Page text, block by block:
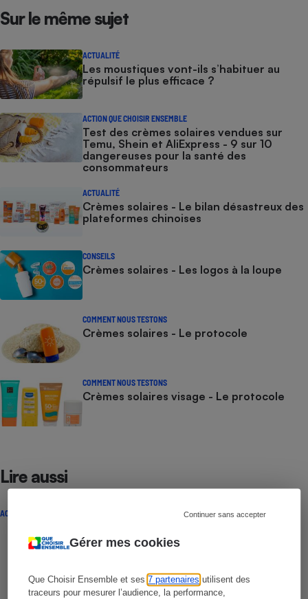
Gérer mes cookies
Que Choisir Ensemble et ses7 partenaires utilisent des
traceurs pour mesurer l’audience, la performance,
Continuer sans accepter
Sur le même sujet
ACTUALITÉ
Les moustiques vont-ils s’habituer au
répulsif le plus efficace ?
ACTION QUE CHOISIR ENSEMBLE
Test des crèmes solaires vendues sur
Temu, Shein et AliExpress - 9 sur 10
dangereuses pour la santé des
consommateurs
ACTUALITÉ
Crèmes solaires - Le bilan désastreux des
plateformes chinoises
CONSEILS
Crèmes solaires - Les logos à la loupe
COMMENT NOUS TESTONS
Crèmes solaires - Le protocole
COMMENT NOUS TESTONS
Crèmes solaires visage - Le protocole
Lire aussi
ACTUALITÉ